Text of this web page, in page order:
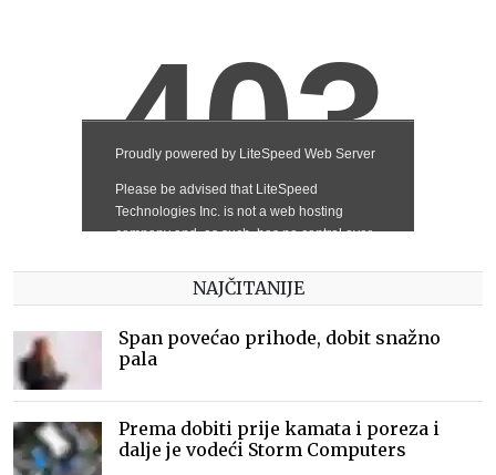
NAJČITANIJE
Span povećao prihode, dobit snažno
pala
Prema dobiti prije kamata i poreza i
dalje je vodeći Storm Computers